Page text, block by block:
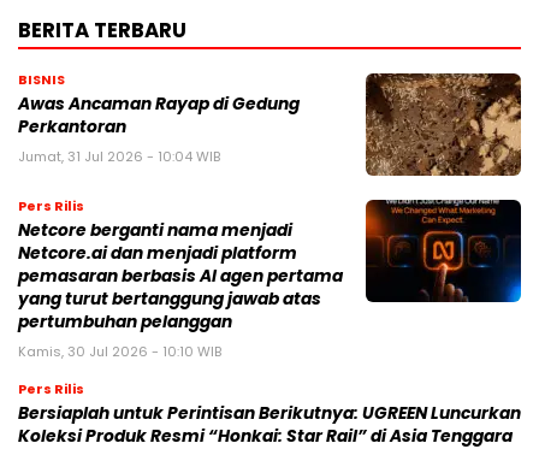
BERITA TERBARU
BISNIS
Awas Ancaman Rayap di Gedung
Perkantoran
Jumat, 31 Jul 2026 - 10:04 WIB
Pers Rilis
Netcore berganti nama menjadi
Netcore.ai dan menjadi platform
pemasaran berbasis AI agen pertama
yang turut bertanggung jawab atas
pertumbuhan pelanggan
Kamis, 30 Jul 2026 - 10:10 WIB
Pers Rilis
Bersiaplah untuk Perintisan Berikutnya: UGREEN Luncurkan
Koleksi Produk Resmi “Honkai: Star Rail” di Asia Tenggara